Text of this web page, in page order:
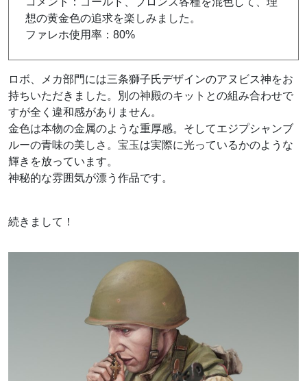
想の黄金色の追求を楽しみました。
ファレホ使用率：80%
ロボ、メカ部門には三条獅子氏デザインのアヌビス神をお
持ちいただきました。別の神殿のキットとの組み合わせで
すが全く違和感がありません。
金色は本物の金属のような重厚感。そしてエジプシャンブ
ルーの青味の美しさ。宝玉は実際に光っているかのような
輝きを放っています。
神秘的な雰囲気が漂う作品です。
続きまして！